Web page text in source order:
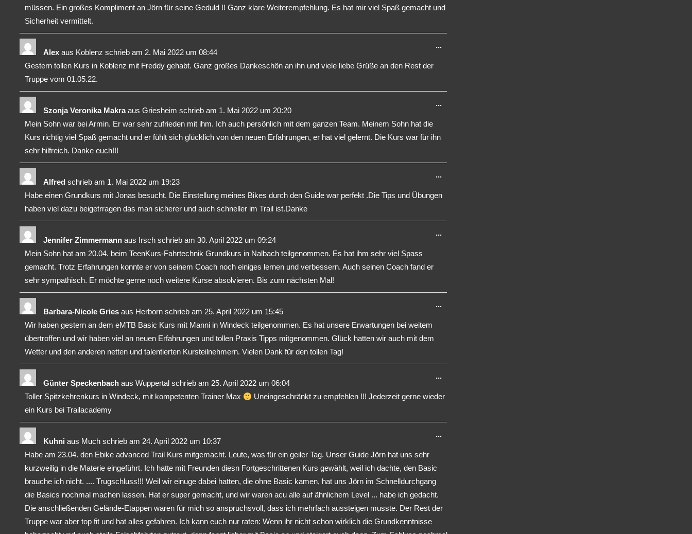
müssen. Ein großes Kompliment an Jörn für seine Geduld !! Ganz klare Weiterempfehlung. Es hat mir viel Spaß gemacht und
Sicherheit vermittelt.
Alex aus Koblenz schrieb am 2. Mai 2022 um 08:44
Gestern tollen Kurs in Koblenz mit Freddy gehabt. Ganz großes Dankeschön an ihn und viele liebe Grüße an den Rest der
Truppe vom 01.05.22.
...
Szonja Veronika Makraaus Griesheim schrieb am 1. Mai 2022 um 20:20
Mein Sohn war bei Armin. Er war sehr zufrieden mit ihm. Ich auch persönlich mit dem ganzen Team. Meinem Sohn hat die
Kurs richtig viel Spaß gemacht und er fühlt sich glücklich von den neuen Erfahrungen, er hat viel gelernt. Die Kurs war für ihn
sehr hilfreich. Danke euch!!!
...
Alfred schrieb am 1. Mai 2022 um 19:23
Habe einen Grundkurs mit Jonas besucht. Die Einstellung meines Bikes durch den Guide war perfekt .Die Tips und Übungen
haben viel dazu beigetrragen das man sicherer und auch schneller im Trail ist.Danke
...
ein-/ausblenden.
Jennifer Zimmermann aus Irsch schrieb am 30. April 2022 um 09:24
Mein Sohn hat am 20.04. beim TeenKurs-Fahrtechnik Grundkurs in Nalbach teilgenommen. Es hat ihm sehr viel Spass
gemacht. Trotz Erfahrungen konnte er von seinem Coach noch einiges lernen und verbessern. Auch seinen Coach fand er
sehr sympathisch. Er möchte gerne noch weitere Kurse absolvieren. Bis zum nächsten Mal!
...
Barbara-Nicole Gries aus Herborn schrieb am 25. April 2022 um 15:45
Wir haben gestern an dem eMTB Basic Kurs mit Manni in Windeck teilgenommen. Es hat unsere Erwartungen bei weitem
übertroffen und wir haben viel an neuen Erfahrungen und tollen Praxis Tipps mitgenommen. Glück hatten wir auch mit dem
Wetter und den anderen netten und talentierten Kursteilnehmern. Vielen Dank für den tollen Tag!
...
Günter Speckenbach aus Wuppertal schrieb am 25. April 2022 um 06:04
Toller Spitzkehrenkurs in Windeck, mit kompetenten Trainer Max
Uneingeschränkt zu empfehlen !!! Jederzeit gerne wieder
ein Kurs bei Trailacademy
...
ein-/ausblenden.
Kuhni aus Much schrieb am 24. April 2022 um 10:37
Habe am 23.04. den Ebike advanced Trail Kurs mitgemacht. Leute, was für ein geiler Tag. Unser Guide Jörn hat uns sehr
kurzweilig in die Materie eingeführt. Ich hatte mit Freunden diesn Fortgeschrittenen Kurs gewählt, weil ich dachte, den Basic
brauche ich nicht. .... Trugschluss!!! Weil wir einuge dabei hatten, die ohne Basic kamen, hat uns Jörn im Schnelldurchgang
die Basics nochmal machen lassen. Hat er super gemacht, und wir waren acu alle auf ähnlichem Level ... habe ich gedacht.
Die anschließenden Gelände-Etappen waren für mich so anspruchsvoll, dass ich mehrfach aussteigen musste. Der Rest der
Truppe war aber top fit und hat alles gefahren. Ich kann euch nur raten: Wenn ihr nicht schon wirklich die Grundkenntnisse
...